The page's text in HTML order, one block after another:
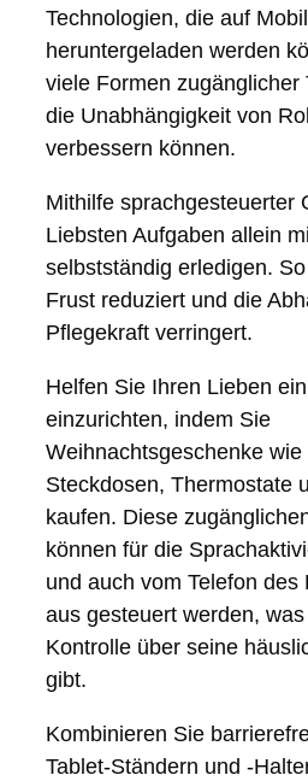
Technologien, die auf
heruntergeladen werden
viele Formen zugänglicher
die Unabhängigkeit von
verbessern können.
Mithilfe sprachgesteuerter
Liebsten Aufgaben allein
selbstständig erledigen.
Frust reduziert und die
Pflegekraft verringert.
Helfen Sie Ihren Lieben
einzurichten, indem Sie
Weihnachtsgeschenke
Steckdosen, Thermostate
kaufen. Diese
können für die
und auch vom Telefon des
aus gesteuert werden,
Kontrolle über seine
gibt.
Kombinieren Sie
Tablet-Ständern und -